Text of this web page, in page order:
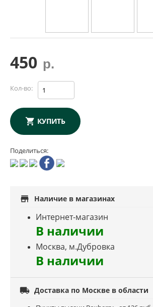
450 р.
Кол-во:
КУПИТЬ
Поделиться:
store Наличие в магазинах
Интернет-магазин
В наличии
Москва, м.Дубровка
В наличии
 Доставка по Москве в области